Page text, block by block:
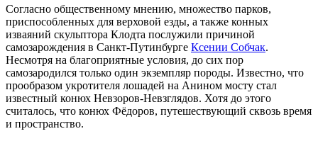
Согласно общественному мнению, множество парков,
приспособленных для верховой езды, а также конных
изваяний скульптора Клодта послужили причиной
самозарождения в Санкт-Путинбурге Ксении Собчак.
Несмотря на благоприятные условия, до сих пор
самозародился только один экземпляр породы. Известно, что
прообразом укротителя лошадей на Анином мосту стал
известный конюх Невзоров-Невзглядов. Хотя до этого
считалось, что конюх Фёдоров, путешествующий сквозь время
и пространство.